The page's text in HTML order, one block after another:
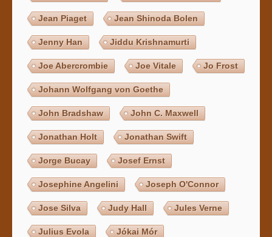
Jean Piaget Jean Shinoda Bolen
Jenny Han Jiddu Krishnamurti
Joe Abercrombie Joe Vitale Jo Frost
Johann Wolfgang von Goethe
John Bradshaw John C. Maxwell
Jonathan Holt Jonathan Swift
Jorge Bucay Josef Ernst
Josephine Angelini Joseph O'Connor
Jose Silva Judy Hall Jules Verne
Julius Evola Jókai Mór